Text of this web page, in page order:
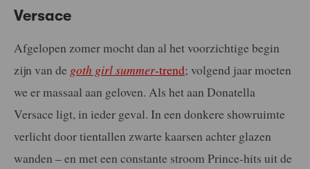
Versace
Afgelopen zomer mocht dan al het voorzichtige begin
zijn van de goth girl summer-trend; volgend jaar moeten
we er massaal aan geloven. Als het aan Donatella
Versace ligt, in ieder geval. In een donkere showruimte
verlicht door tientallen zwarte kaarsen achter glazen
wanden – en met een constante stroom Prince-hits uit de